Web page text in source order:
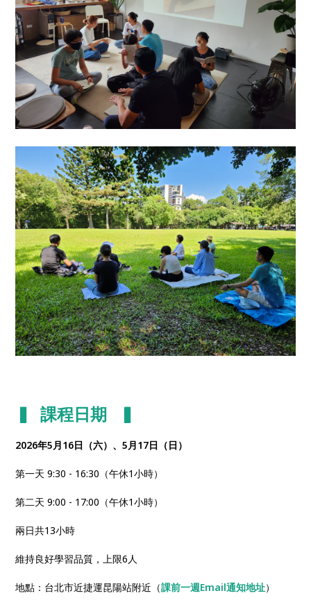
▍ 課程日期 ▍
2026年5月16日（六）、5月17日（日）
第一天 9:30 - 16:30（午休1小時）
第二天 9:00 - 17:00（午休1小時）
兩日共13小時
維持良好學習品質，上限6人
地點：台北市近捷運昆陽站附近（課前一週Email通知地址）